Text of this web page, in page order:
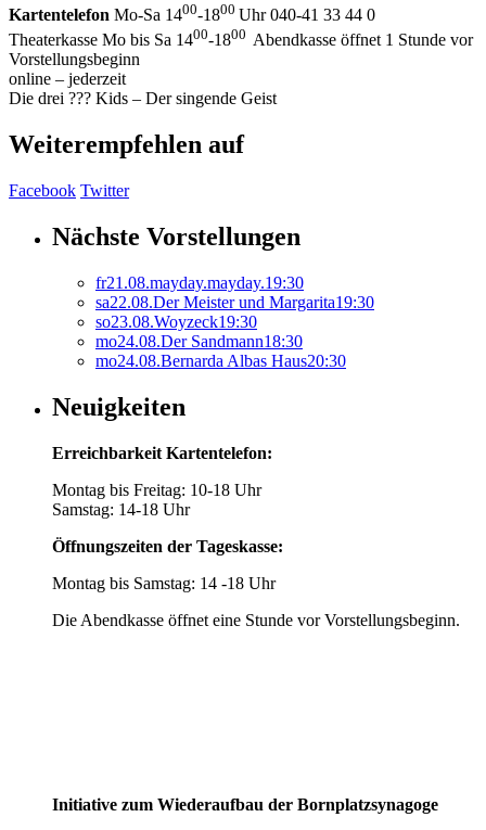
Kartentelefon Mo-Sa 1400-1800 Uhr 040-41 33 44 0
Theaterkasse Mo bis Sa 1400-1800 Abendkasse öffnet 1 Stunde vor
Vorstellungsbeginn
online – jederzeit
Die drei ??? Kids – Der singende Geist
Weiterempfehlen auf
Facebook Twitter
Nächste Vorstellungen
fr21.08.mayday.mayday.19:30
sa22.08.Der Meister und Margarita19:30
so23.08.Woyzeck19:30
mo24.08.Der Sandmann18:30
mo24.08.Bernarda Albas Haus20:30
Neuigkeiten
Erreichbarkeit Kartentelefon:
Montag bis Freitag: 10-18 Uhr
Samstag: 14-18 Uhr
Öffnungszeiten der Tageskasse:
Montag bis Samstag: 14 -18 Uhr
Die Abendkasse öffnet eine Stunde vor Vorstellungsbeginn.
Initiative zum Wiederaufbau der Bornplatzsynagoge